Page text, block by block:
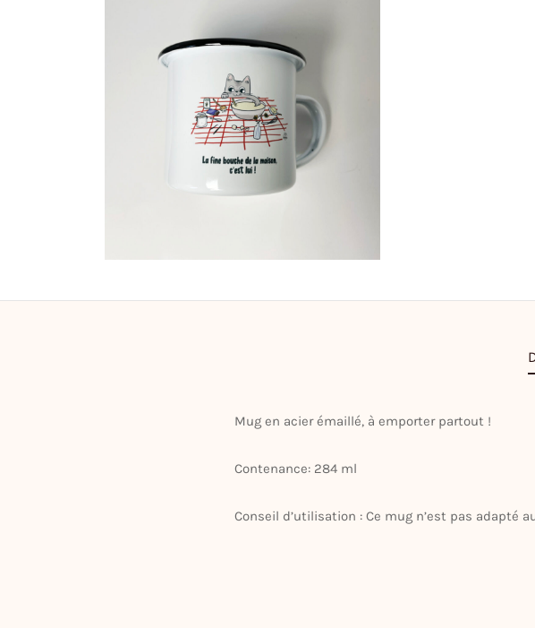
Mug en acier émaillé, à emporter partout !
Contenance: 284 ml
Conseil d’utilisation : Ce mug n’est pas adapté